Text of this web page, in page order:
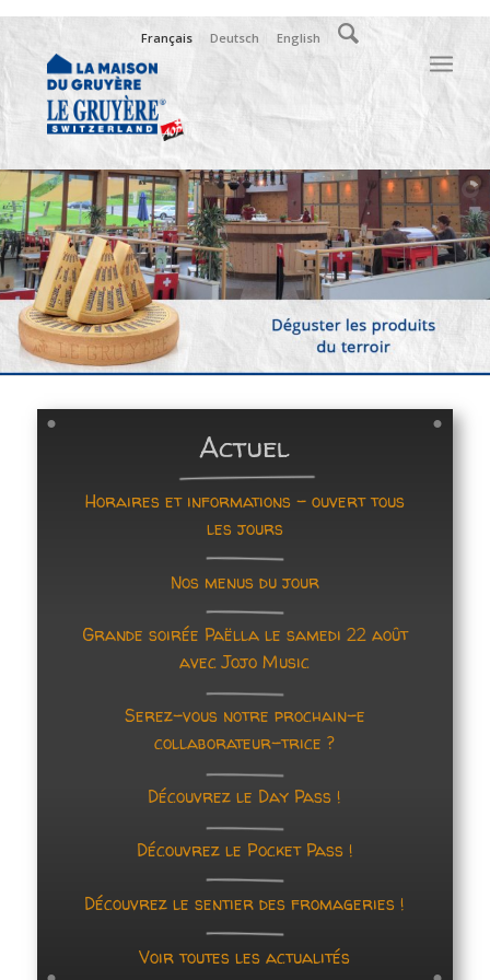
Français Deutsch English
La
Maison
du
Gruyère,
fromagerie
de
démonstration
Gruyère
AOP
restaurant
Fribourg,
Suisse
Actuel
Horaires et informations – ouvert tous
les jours
Nos menus du jour
Grande soirée Paëlla le samedi 22 août
avec Jojo Music
Serez-vous notre prochain-e
collaborateur-trice ?
Découvrez le Day Pass !
Découvrez le Pocket Pass !
Découvrez le sentier des fromageries !
Voir toutes les actualités
Nécessaire
Ces cookies ne
sont pas
nécessaires au
fonctionnement
Afin que
nous
améliorer la
fonctionnalité
et la
structure du
fonction de la
façon dont le